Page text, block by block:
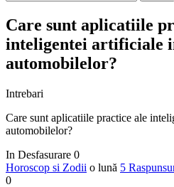
Care sunt aplicatiile
inteligentei artificiale
automobilelor?
Intrebari
Care sunt aplicatiile practice ale
automobilelor?
In Desfasurare 0
Horoscop si Zodii o lună 5
0